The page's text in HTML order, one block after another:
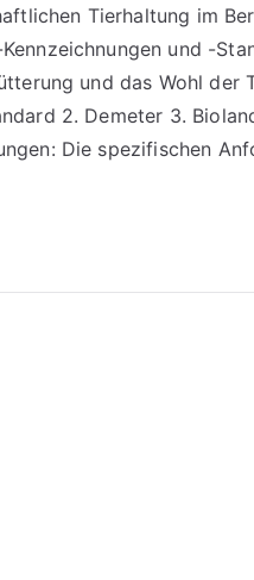
Tierhaltung im
und -
und das Wohl der
2. Demeter 3.
Die spezifischen